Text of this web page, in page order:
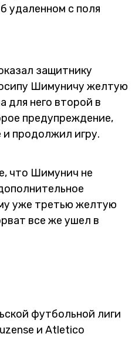
удаленном с поля
защитнику
Шимуничу желтую
для него второй в
предупреждение,
и продолжил игру.
что Шимунич не
уже третью желтую
все же ушел в
футбольной лиги
и Atletico